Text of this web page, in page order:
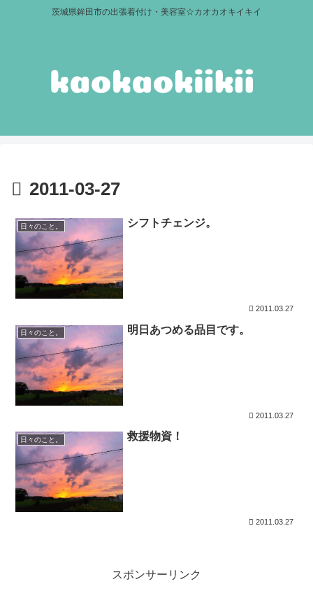
茨城県鉾田市の出張着付け・美容室☆カオカオキイキイ
2011-03-27
日々のこと。 シフトチェンジ。
2011.03.27
日々のこと。 明日あつめる品目です。
2011.03.27
日々のこと。 救援物資！
2011.03.27
スポンサーリンク